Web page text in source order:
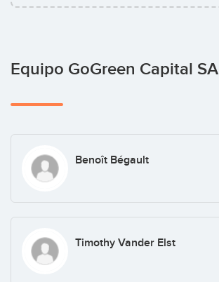
Equipo GoGreen Capital SA
Benoît Bégault
Timothy Vander Elst